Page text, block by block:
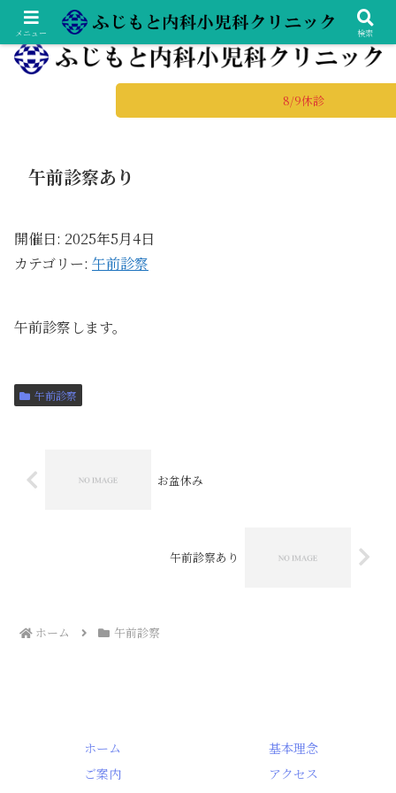
土日診療の総合内科専門医・小児科専門医
8/9休診
午前診察あり
開催日: 2025年5月4日
カテゴリー: 午前診察
午前診察します。
午前診察
お盆休み
午前診察あり
ホーム 午前診察
ホーム
基本理念
ご案内
アクセス
メニュー 検索